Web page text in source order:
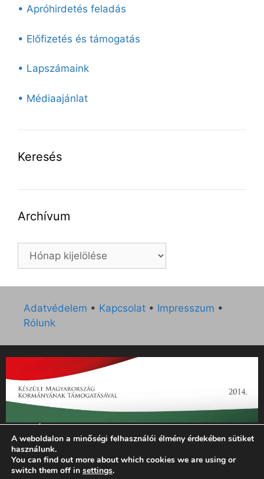
• Apróhirdetés feladás
• Előfizetés és támogatás
• Lapszámaink
• Médiaajánlat
Keresés
Archívum
Archívum
Adatvédelem • Kapcsolat • Impresszum •
Rólunk
„Az Új Ember katolikus hetilap 2014. évi működésének
támogatását az EGYH-KCP-14-P-0121 sz. támogatási
szerződés keretében 3 000 000 Ft összegben támogatta az
Emberi Erőforrások Minisztériuma.”
A weboldalon a minőségi felhasználói élmény érdekében sütiket
használunk.
You can find out more about which cookies we are using or
switch them off in settings.